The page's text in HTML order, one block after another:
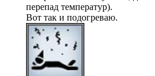
перепад температур).
Вот так и подогреваю.